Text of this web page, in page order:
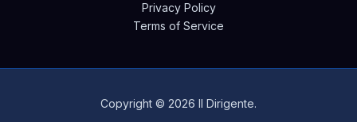
Privacy Policy
Terms of Service
Copyright © 2026 Il Dirigente.